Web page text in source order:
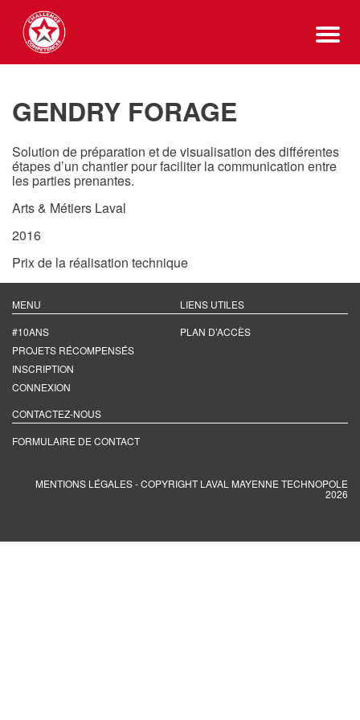
GENDRY FORAGE
Solution de préparation et de visualisation des différentes
étapes d’un chantier pour faciliter la communication entre
les parties prenantes.
Arts & Métiers Laval
2016
Prix de la réalisation technique
MENU
#10ANS
PROJETS RÉCOMPENSÉS
INSCRIPTION
CONNEXION
LIENS UTILES
PLAN D’ACCÈS
CONTACTEZ-NOUS
FORMULAIRE DE CONTACT
MENTIONS LÉGALES- COPYRIGHT LAVAL MAYENNE TECHNOPOLE
2026